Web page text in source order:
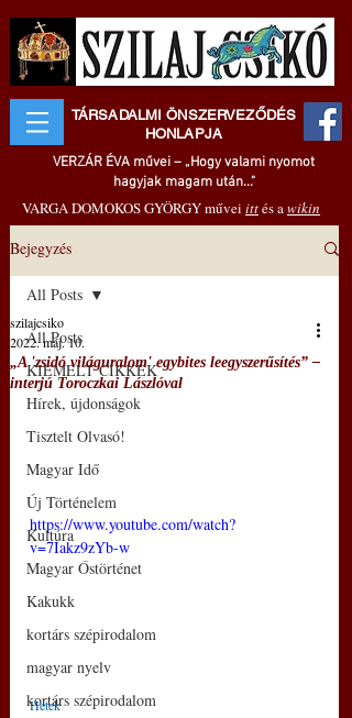
TÁRSADALMI ÖNSZERVEZŐDÉS
HONLAPJA
VERZÁR ÉVA művei – „Hogy valami nyomot
hagyjak magam után..."
VARGA DOMOKOS GYÖRGY művei ittés awikin
Bejegyzés
All Posts
KIEMELT CIKKEK
Hírek, újdonságok
Tisztelt Olvasó!
Magyar Idő
Új Történelem
Kultúra
Magyar Őstörténet
Kakukk
kortárs szépirodalom
magyar nyelv
kortárs szépirodalom
All Posts
„A 'zsidó világuralom' egybites leegyszerűsítés” –
interjú Toroczkai Lászlóval
szilajcsiko
2022. máj. 10.
https://www.youtube.com/watch?
v=7Iakz9zYb-w
Hetek